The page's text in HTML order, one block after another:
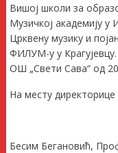
Вишој школи за
Музичкој академију у
Црквену музику и
ФИЛУМ-у у
ОШ „Свети Сава“ од
На месту директорице
Бесим Бегановић,